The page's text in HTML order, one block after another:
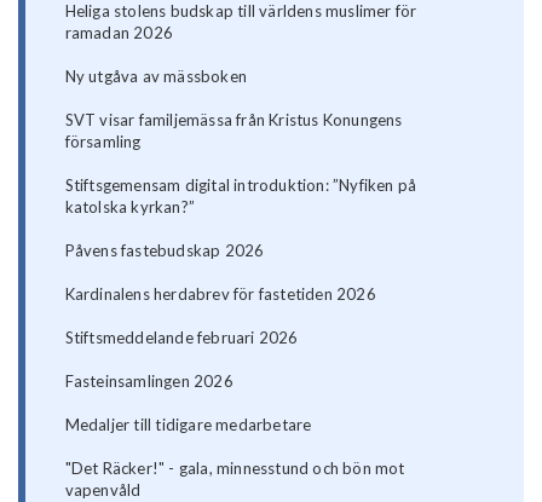
Heliga stolens budskap till världens muslimer för
ramadan 2026
Ny utgåva av mässboken
SVT visar familjemässa från Kristus Konungens
församling
Stiftsgemensam digital introduktion: ”Nyfiken på
katolska kyrkan?”
Påvens fastebudskap 2026
Kardinalens herdabrev för fastetiden 2026
Stiftsmeddelande februari 2026
Fasteinsamlingen 2026
Medaljer till tidigare medarbetare
"Det Räcker!" - gala, minnesstund och bön mot
vapenvåld